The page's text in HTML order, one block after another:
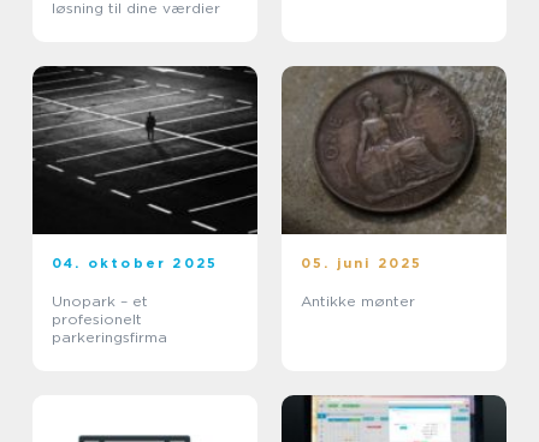
løsning til dine værdier
04. oktober 2025
Unopark – et
profesionelt
parkeringsfirma
05. juni 2025
Antikke mønter